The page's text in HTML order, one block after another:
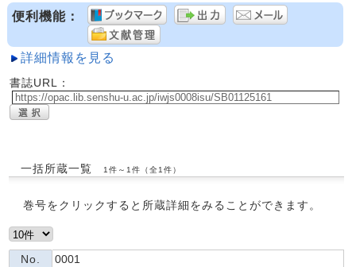
便利機能：
詳細情報を見る
書誌URL：
一括所蔵一覧 1件～1件（全1件）
巻号をクリックすると所蔵詳細をみることができます。
No.
0001